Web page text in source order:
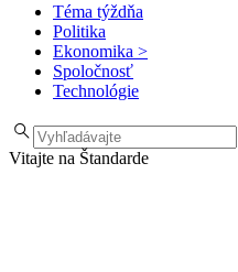
Téma týždňa
Politika
Ekonomika >
Spoločnosť
Technológie
Vitajte na Štandarde